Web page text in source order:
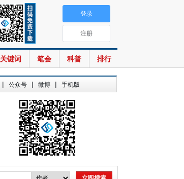
关键词 笔会 科普 排行
登录
注册
| 公众号 | 微博 | 手机版